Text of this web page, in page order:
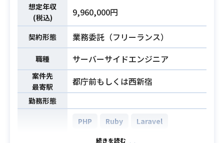
業務内容
■コミュニケーションツール: Slac
k
【開発チーム】
■ 医療系求人サイト開発チーム
バックエンドエンジニア：8名 ← 今
回の募集ポジションはこちら
サーバ・インフラエンジニア：1名
Webデザイナ：3名
iOSエンジニア：1名
・エンジニアとしてのご経験5年以上
想定年収
(税込)
9,960,000円
契約形態 業務委託（フリーランス）
職種 サーバーサイドエンジニア
案件先
最寄駅
都庁前もしくは西新宿
勤務形態
PHP Ruby
Laravel
Ruby on Rails